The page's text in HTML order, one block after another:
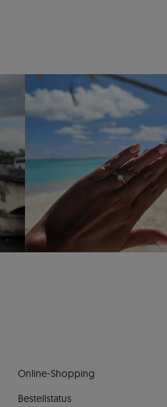
Online-Shopping
Bestellstatus